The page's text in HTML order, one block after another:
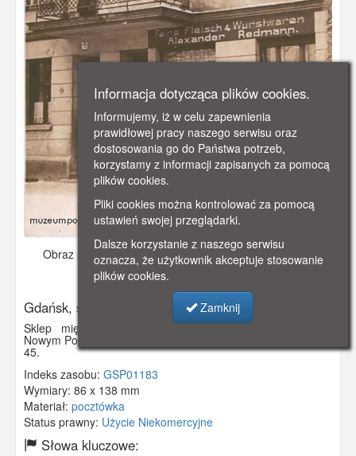
Obraz pochodzi z ok. 1910 r.Dodano: 2019-10-31 17:19
Wyświetlono: 3491
Gdańsk, sklep mięsny
Sklep mięsny Alexandra Redmanna mieszczący się w
Nowym Porcie (Neufahrwasser) na dzisiejszej ulicy Na Zaspę
45.
Indeks zasobu: GSP01183
Wymiary: 86 x 138 mm
Materiał: pocztówka
Status prawny: Użycie Niekomercyjne
Słowa kluczowe:
Informacja dotycząca plików cookies.
Informujemy, iż w celu zapewnienia
prawidłowej pracy naszego serwisu oraz
dostosowania go do Państwa potrzeb,
korzystamy z informacji zapisanych za pomocą
plików cookies.
Pliki cookies można kontrolować za pomocą
ustawień swojej przeglądarki.
Dalsze korzystanie z naszego serwisu
oznacza, że użytkownik akceptuje stosowanie
plików cookies.
Zamknij